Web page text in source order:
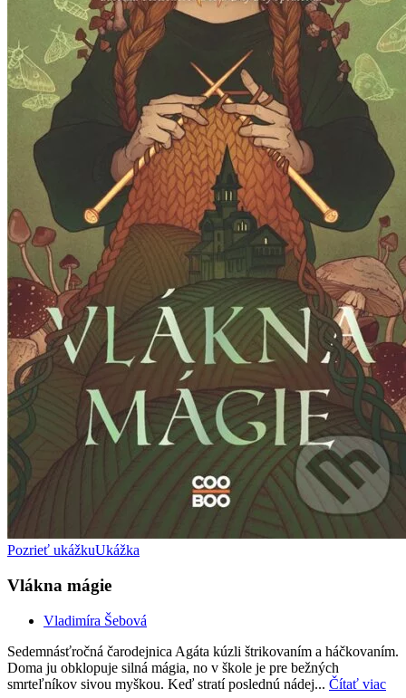
Pozrieť ukážkuUkážka
Vlákna mágie
Vladimíra Šebová
Sedemnásťročná čarodejnica Agáta kúzli štrikovaním a háčkovaním.
Doma ju obklopuje silná mágia, no v škole je pre bežných
smrteľníkov sivou myškou. Keď stratí poslednú nádej... Čítať viac